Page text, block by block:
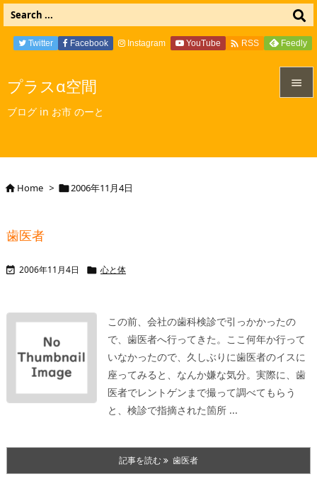
プラスα空間
ブログ in お市 のーと

Twitter Facebook Instagram YouTube  RSS Feedly
Home > 2006年11月4日
歯医者
 2006年11月4日  心と体
この前、会社の歯科検診で引っかかったの
で、歯医者へ行ってきた。ここ何年か行って
いなかったので、久しぶりに歯医者のイスに
座ってみると、なんか嫌な気分。 実際に、歯
医者でレントゲンまで撮って調べてもらう
と、検診で指摘された箇所 ...
記事を読む 歯医者